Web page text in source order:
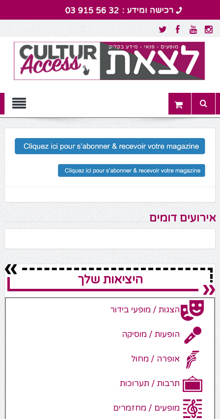
Menu
אירועים דומים
היציאות שלך
הצגות / מופעי בידור
הופעות / מוסיקה
אופרה / מחול
תרבות / תערוכות
מופעים / מחזמרים